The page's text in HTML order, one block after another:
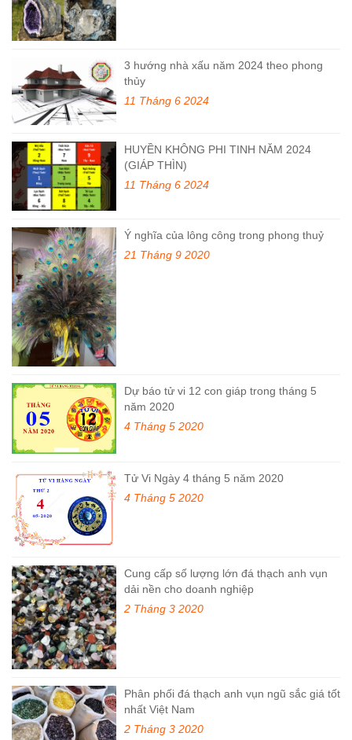
3 hướng nhà xấu năm 2024 theo phong
thủy
11 Tháng 6 2024
HUYỀN KHÔNG PHI TINH NĂM 2024
(GIÁP THÌN)
11 Tháng 6 2024
Ý nghĩa của lông công trong phong thuỷ
21 Tháng 9 2020
Dự báo tử vi 12 con giáp trong tháng 5
năm 2020
4 Tháng 5 2020
Tử Vi Ngày 4 tháng 5 năm 2020
4 Tháng 5 2020
Cung cấp số lượng lớn đá thạch anh vụn
dải nền cho doanh nghiệp
2 Tháng 3 2020
Phân phối đá thạch anh vụn ngũ sắc giá tốt
nhất Việt Nam
2 Tháng 3 2020